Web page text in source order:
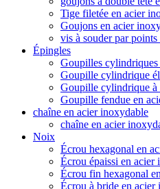
Tige filetée en acier
Goujons en acier
vis à souder par
Épingles
Goupilles
Goupille cylindrique
Goupille cylindrique à
Goupille fendue en
chaîne en acier inoxydable
chaîne en acier
Noix
Écrou hexagonal en
Écrou épaissi en acier
Écrou fin hexagonal
Écrou à bride en acier